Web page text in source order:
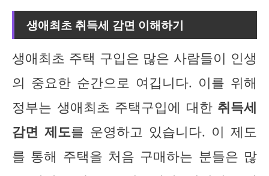
생애최초 취득세 감면 이해하기
생애최초 주택 구입은 많은 사람들이 인생
의 중요한 순간으로 여깁니다. 이를 위해
정부는 생애최초 주택구입에 대한 취득세
감면 제도를 운영하고 있습니다. 이 제도
를 통해 주택을 처음 구매하는 분들은 많